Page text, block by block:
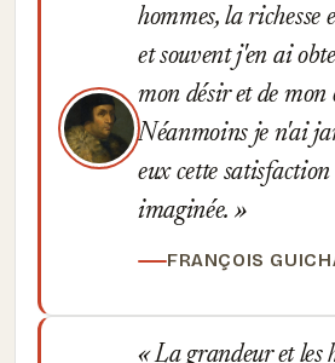
hommes, la richesse
et souvent j'en ai
mon désir et de mon
Néanmoins je n'ai
eux cette
imaginée.
FRANÇOIS
La grandeur et les